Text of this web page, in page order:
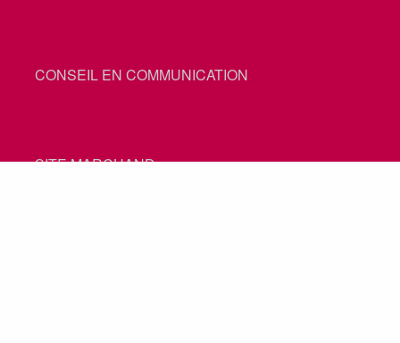
CONSEIL EN COMMUNICATION
SITE MARCHAND